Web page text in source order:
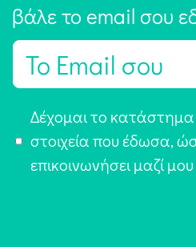
βάλε το email σου
E
π
Δέχομαι το
στοιχεία που έδωσα,
επικοινωνήσει μαζί μου